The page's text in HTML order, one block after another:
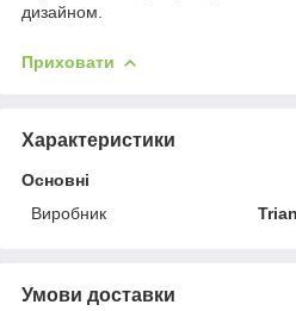
дизайном.
Приховати
Характеристики
Основні
Виробник
Умови доставки